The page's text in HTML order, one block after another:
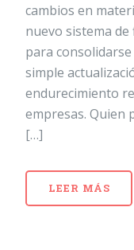
cambios en
nuevo sistema
para
simple
endurecimiento
empresas. Quien
[…]
LEER MÁS